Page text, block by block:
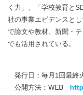
く力」、「学校教育と
社の事業エビデンスと
で論文や教材、新聞・
でも活用されている。
発行日：毎月1回最終
公開方法：WEB